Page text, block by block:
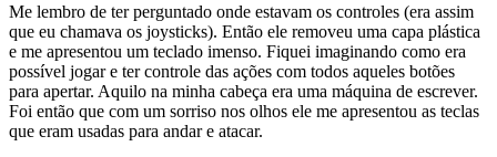
Me lembro de ter perguntado onde estavam os controles (era assim
que eu chamava os joysticks). Então ele removeu uma capa plástica
e me apresentou um teclado imenso. Fiquei imaginando como era
possível jogar e ter controle das ações com todos aqueles botões
para apertar. Aquilo na minha cabeça era uma máquina de escrever.
Foi então que com um sorriso nos olhos ele me apresentou as teclas
que eram usadas para andar e atacar.